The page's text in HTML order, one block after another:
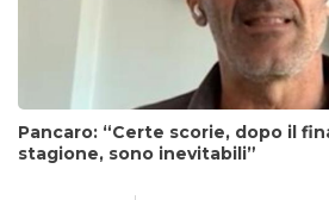
Pancaro: “Certe scorie, dopo il
stagione, sono inevitabili”